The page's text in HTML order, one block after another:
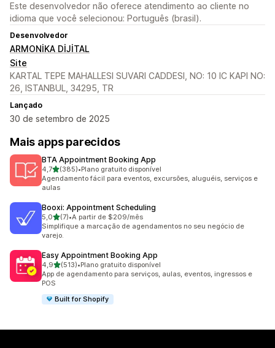
Este desenvolvedor não oferece atendimento ao cliente no
idioma que você selecionou: Português (brasil).
Desenvolvedor
ARMONİKA DİJİTAL
Site
KARTAL TEPE MAHALLESI SUVARI CADDESI, NO: 10 IC KAPI NO:
26, ISTANBUL, 34295, TR
Lançado
30 de setembro de 2025
Mais apps parecidos
BTA Appointment Booking App
4,7de 5 estrelas
(385)
385 avaliações ao todo
•Plano gratuito disponível
Agendamento fácil para eventos, excursões, aluguéis, serviços e
aulas
Booxi: Appointment Scheduling
5,0de 5 estrelas
(7)
7 avaliações ao todo
•A partir de $209/mês
Simplifique a marcação de agendamentos no seu negócio de
varejo.
Easy Appointment Booking App
4,9de 5 estrelas
(513)
513 avaliações ao todo
•Plano gratuito disponível
App de agendamento para serviços, aulas, eventos, ingressos e
POS
Built for Shopify